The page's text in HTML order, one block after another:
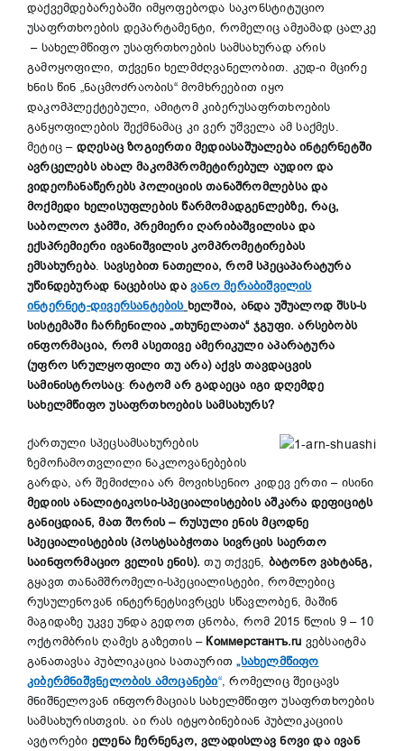
დაქვემდებარებაში იმყოფებოდა საკონსტიტუციო
უსაფრთხოების დეპარტამენტი, რომელიც ამჟამად ცალკე
– სახელმწიფო უსაფრთხოების სამსახურად არის
გამოყოფილი, თქვენი ხელმძღვანელობით. კუდ-ი მცირე
ხნის წინ „ნაცმოძრაობის“ მომხრეებით იყო
დაკომპლექტებული, ამიტომ კიბერუსაფრთხოების
განყოფილების შექმნამაც კი ვერ უშველა ამ საქმეს.
მეტიც – დღესაც ზოგიერთი მედიასაშუალება ინტერნეტში
ავრცელებს ახალ მაკომპრომეტირებულ აუდიო და
ვიდეოჩანაწერებს პოლიციის თანაშრომლებსა და
მოქმედი ხელისუფლების წარმომადგენლებზე, რაც,
საბოლოო ჯამში, პრემიერი ღარიბაშვილისა და
ექსპრემიერი ივანიშვილის კომპრომეტირებას
ემსახურება. სავსებით ნათელია, რომ სპეცაპარატურა
უწინდებურად ნაცებისა დავანო მერაბიშვილის
ინტერნეტ-დივერსანტების ხელშია, ანდა უშუალოდ შსს-ს
სისტემაში ჩარჩენილია „თხუნელათა“ ჯგუფი. არსებობს
ინფორმაცია, რომ ასეთივე ამერიკული აპარატურა
(უფრო სრულყოფილი თუ არა) აქვს თავდაცვის
სამინისტროსაც:რატომ არ გადაეცა იგი დღემდე
სახელმწიფო უსაფრთხოების სამსახურს?
ქართული სპეცსამსახურების
ზემოჩამოთვლილი ნაკლოვანებების
გარდა, არ შემიძლია არ მოვიხსენიო კიდევ ერთი – ისინი
მედიის ანალიტიკოსი-სპეციალისტების აშკარა დეფიციტს
განიცდიან, მათ შორის – რუსული ენის მცოდნე
სპეციალისტების (პოსტსაბჭოთა სივრცის საერთო
საინფორმაციო ველის ენის).თუ თქვენ, ბატონო ვახტანგ,
გყავთ თანამშრომელი-სპეციალისტები, რომლებიც
რუსულენოვან ინტერნეტსივრცეს სწავლობენ, მაშინ
მაგიდაზე უკვე უნდა გედოთ ცნობა, რომ 2015 წლის 9 – 10
ოქტომბრის ღამეს გაზეთის – Коммерстантъ.ru ვებსაიტმა
განათავსა პუბლიკაცია სათაურით„სახელმწიფო
კიბერმნიშვნელობის ამოცანები“, რომელიც შეიცავს
მნიშნელოვან ინფორმაციას სახელმწიფო უსაფრთხოების
სამსახურისთვის. აი რას იტყობინებიან პუბლიკაციის
ავტორები ელენა ჩერნენკო, ვლადისლავ ნოვი და ივან